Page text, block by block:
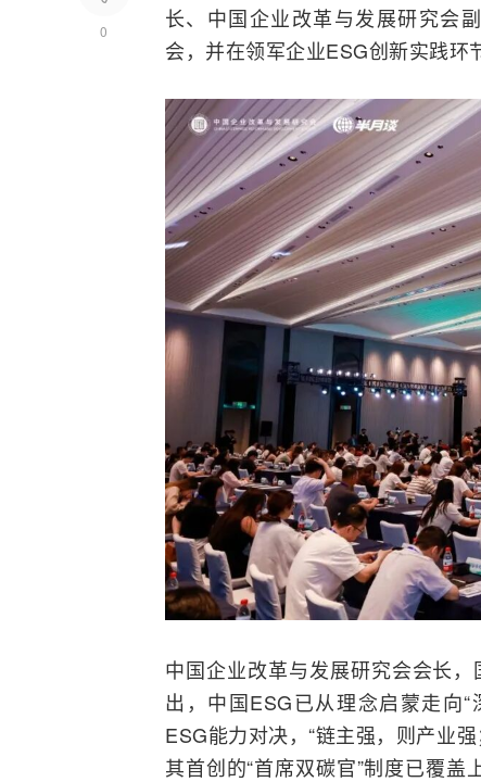
0
长、中国企业改革与发展研究会副
会，并在领军企业ESG创新实践环
中国企业改革与发展研究会会长
出，中国ESG已从理念启蒙走向
ESG能力对决，“链主强，则产业
其首创的“首席双碳官”制度已覆盖